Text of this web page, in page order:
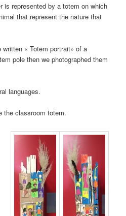
is represented by a totem on which
that represent the nature that
« Totem portrait» of a
pole then we photographed them
languages.
the classroom totem.